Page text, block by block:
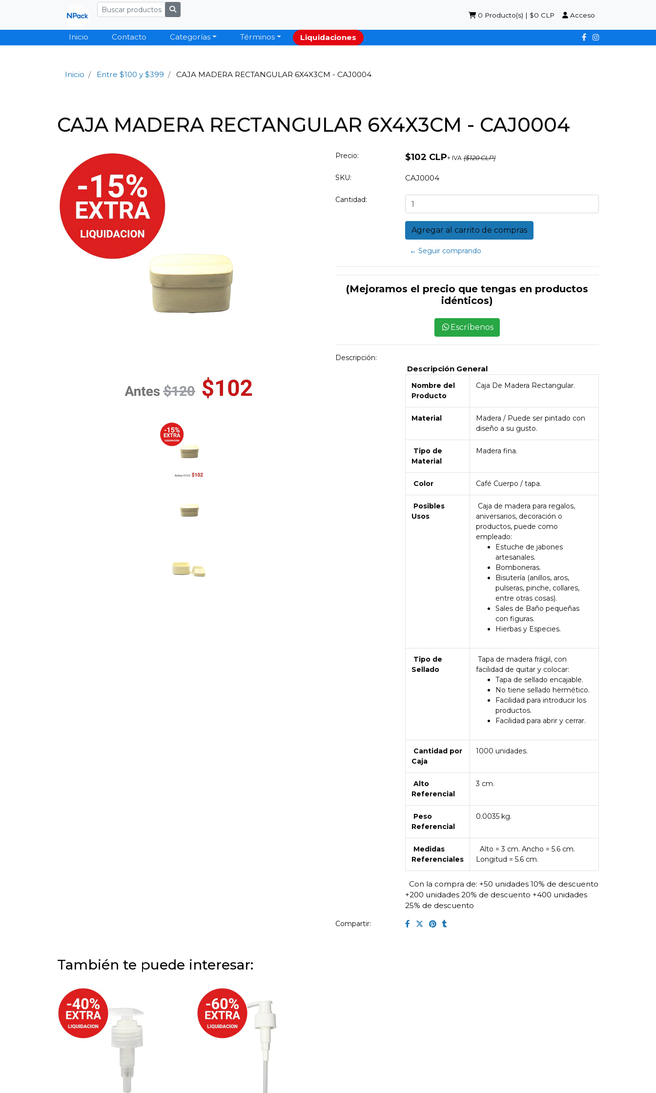
0 Producto(s) | $0 CLP Acceso
Inicio Contacto Categorías Términos Liquidaciones
Inicio Entre $100 y $399 CAJA MADERA RECTANGULAR 6X4X3CM - CAJ0004
CAJA MADERA RECTANGULAR 6X4X3CM - CAJ0004
Precio: $102 CLP+ IVA ($120 CLP)
SKU: CAJ0004
Cantidad:
← Seguir comprando
(Mejoramos el precio que tengas en productos
idénticos)
Escríbenos
Descripción:
Descripción General
Nombre del
Producto
Caja De Madera Rectangular.
Material
Madera / Puede ser pintado con
diseño a su gusto.
Tipo de
Material
Madera fina.
Color Café Cuerpo / tapa.
Posibles
Usos
Caja de madera para regalos,
aniversarios, decoración o
productos, puede como
empleado:
Estuche de jabones
artesanales.
Bomboneras.
Bisutería (anillos, aros,
pulseras, pinche, collares,
entre otras cosas).
Sales de Baño pequeñas
con figuras.
Hierbas y Especies.
Tipo de
Sellado
Tapa de madera frágil, con
facilidad de quitar y colocar:
Tapa de sellado encajable.
No tiene sellado hermético.
Facilidad para introducir los
productos.
Facilidad para abrir y cerrar.
Cantidad por
Caja
1000 unidades.
Alto
Referencial
3 cm.
Peso
Referencial
0.0035 kg.
Medidas
Referenciales
Alto = 3 cm. Ancho = 5.6 cm.
Longitud = 5.6 cm.
Con la compra de: +50 unidades 10% de descuento
+200 unidades 20% de descuento +400 unidades
25% de descuento
Compartir:
También te puede interesar: